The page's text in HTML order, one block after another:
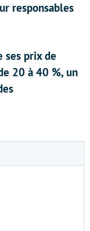
responsables
ses prix de
20 à 40 %, un